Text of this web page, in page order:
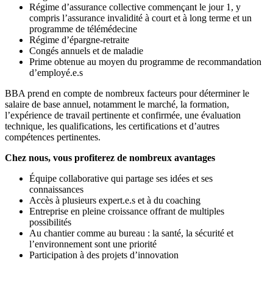
Régime d’assurance collective commençant le jour 1, y
compris l’assurance invalidité à court et à long terme et un
programme de télémédecine
Régime d’épargne-retraite
Congés annuels et de maladie
Prime obtenue au moyen du programme de recommandation
d’employé.e.s
BBA prend en compte de nombreux facteurs pour déterminer le
salaire de base annuel, notamment le marché, la formation,
l’expérience de travail pertinente et confirmée, une évaluation
technique, les qualifications, les certifications et d’autres
compétences pertinentes.
Chez nous, vous profiterez de nombreux avantages
Équipe collaborative qui partage ses idées et ses
connaissances
Accès à plusieurs expert.e.s et à du coaching
Entreprise en pleine croissance offrant de multiples
possibilités
Au chantier comme au bureau : la santé, la sécurité et
l’environnement sont une priorité
Participation à des projets d’innovation